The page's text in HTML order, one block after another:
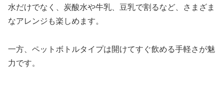
水だけでなく、炭酸水や牛乳、豆乳で割るなど、さまざま
なアレンジも楽しめます。
一方、ペットボトルタイプは開けてすぐ飲める手軽さが魅
力です。